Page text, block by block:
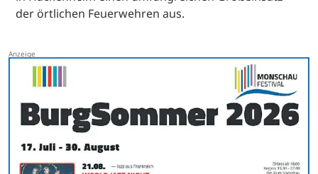
der örtlichen Feuerwehren aus.